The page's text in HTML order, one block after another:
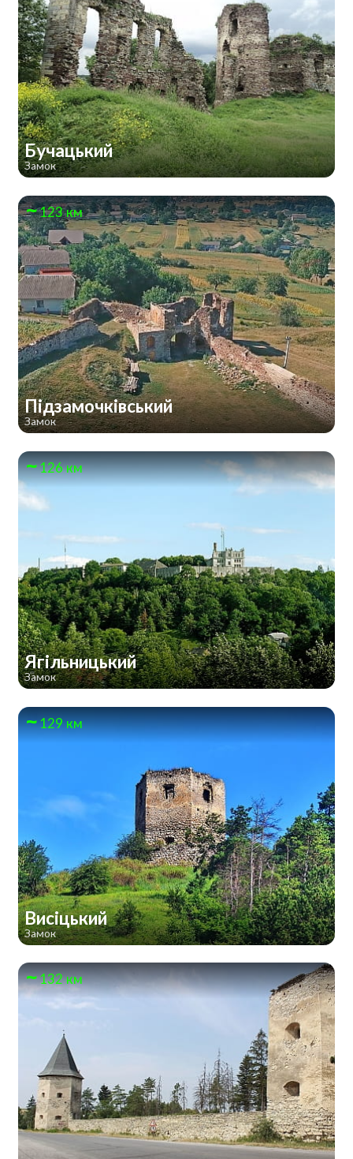
Бучацький
Замок
123 км
Підзамочківський
Замок
126 км
Ягільницький
Замок
129 км
Висіцький
Замок
132 км